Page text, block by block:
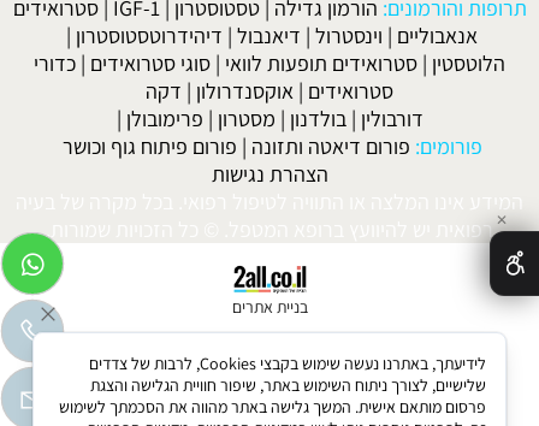
תרופות והורמונים: הורמון גדילה |טסטוסטרון |
IGF-1
|סטרואידים
אנאבוליים | וינסטרול | דיאנבול | דיהידרוטסטוסטרון |
הלוטסטין | סטרואידים תופעות לוואי | סוגי סטרואידים | כדורי
סטרואידים | אוקסנדרולון | דקה
דורבולין | בולדנון | מסטרון | פרימובולן |
פורומים: פורום דיאטה ותזונה | פורום פיתוח גוף וכושר
הצהרת נגישות
המידע אינו המלצה או התוויה לטיפול רפואי. בכל מקרה של בעיה
רפואית יש להיוועץ ברופא המטפל. © כל הזכויות שמורות.
בניית אתרים
✕
לידיעתך, באתרנו נעשה שימוש בקבצי Cookies, לרבות של צדדים
שלישיים, לצורך ניתוח השימוש באתר, שיפור חוויית הגלישה והצגת
פרסום מותאם אישית. המשך גלישה באתר מהווה את הסכמתך לשימוש